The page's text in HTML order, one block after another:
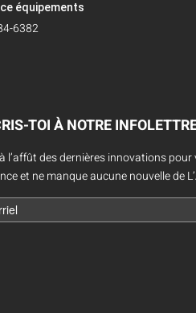
équipements
6382
TOI À NOTRE
l’affût des dernières innovations
et ne manque aucune nouvelle de